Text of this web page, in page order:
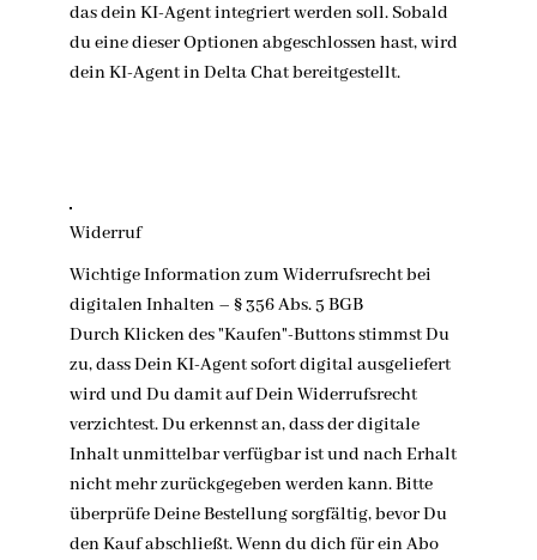
das dein KI-Agent integriert werden soll. Sobald
du eine dieser Optionen abgeschlossen hast, wird
dein KI-Agent in Delta Chat bereitgestellt.
Widerruf
Wichtige Information zum Widerrufsrecht bei
digitalen Inhalten – § 356 Abs. 5 BGB
Durch Klicken des "Kaufen"-Buttons stimmst Du
zu, dass Dein KI-Agent sofort digital ausgeliefert
wird und Du damit auf Dein Widerrufsrecht
verzichtest. Du erkennst an, dass der digitale
Inhalt unmittelbar verfügbar ist und nach Erhalt
nicht mehr zurückgegeben werden kann. Bitte
überprüfe Deine Bestellung sorgfältig, bevor Du
den Kauf abschließt. Wenn du dich für ein Abo